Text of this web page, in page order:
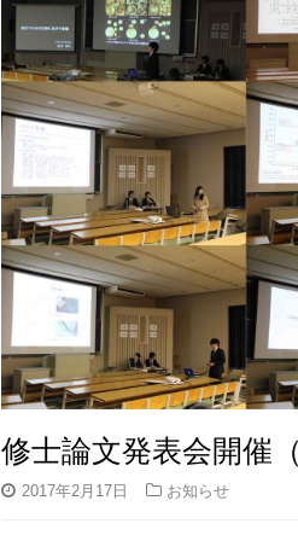
修士論文発表会開催
2017年2月17日 お知らせ